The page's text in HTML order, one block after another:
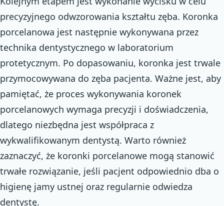
precyzyjnego odwzorowania kształtu zęba. Koronka
porcelanowa jest następnie wykonywana przez
technika dentystycznego w laboratorium
protetycznym. Po dopasowaniu, koronka jest trwale
przymocowywana do zęba pacjenta. Ważne jest, aby
pamiętać, że proces wykonywania koronek
porcelanowych wymaga precyzji i doświadczenia,
dlatego niezbędna jest współpraca z
wykwalifikowanym dentystą. Warto również
zaznaczyć, że koronki porcelanowe mogą stanowić
trwałe rozwiązanie, jeśli pacjent odpowiednio dba o
higienę jamy ustnej oraz regularnie odwiedza
dentystę.